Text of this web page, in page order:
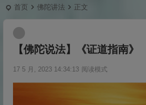
首页 佛陀讲法 正文
【佛陀说法】《证道指南》
17 5 月, 2023 14:34:13 阅读模式